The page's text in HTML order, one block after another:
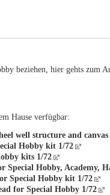
beziehen, hier gehts zum
Hause verfügbar:
well structure and canvas
Hobby kit 1/72
kits 1/72
Hobby, Academy,
Special Hobby kit 1/72
for Special Hobby 1/72